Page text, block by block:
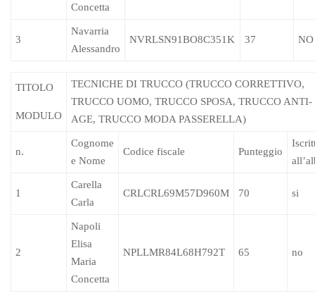
Concetta
3
Navarria
Alessandro
NVRLSN91BO8C351K 37 NO
TITOLO
MODULO
TECNICHE DI TRUCCO (TRUCCO CORRETTIVO,
TRUCCO UOMO, TRUCCO SPOSA, TRUCCO ANTI-
AGE, TRUCCO MODA PASSERELLA)
n.
Cognome
e Nome
Codice fiscale Punteggio
1
Carella
Carla
CRLCRL69M57D960M 70 si
2
Napoli
Elisa
Maria
Concetta
NPLLMR84L68H792T 65 no